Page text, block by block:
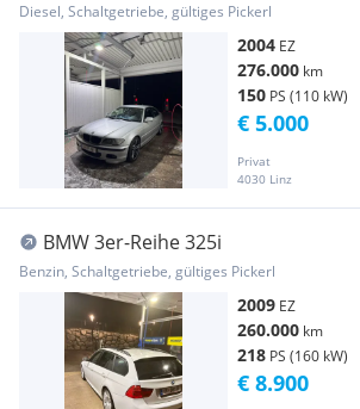
Diesel, Schaltgetriebe, gültiges Pickerl
2004 EZ
276.000 km
150 PS (110 kW)
Privat
4030 Linz
€ 5.000
BMW 3er-Reihe 325i
Benzin, Schaltgetriebe, gültiges Pickerl
2009 EZ
260.000 km
218 PS (160 kW)
€ 8.900